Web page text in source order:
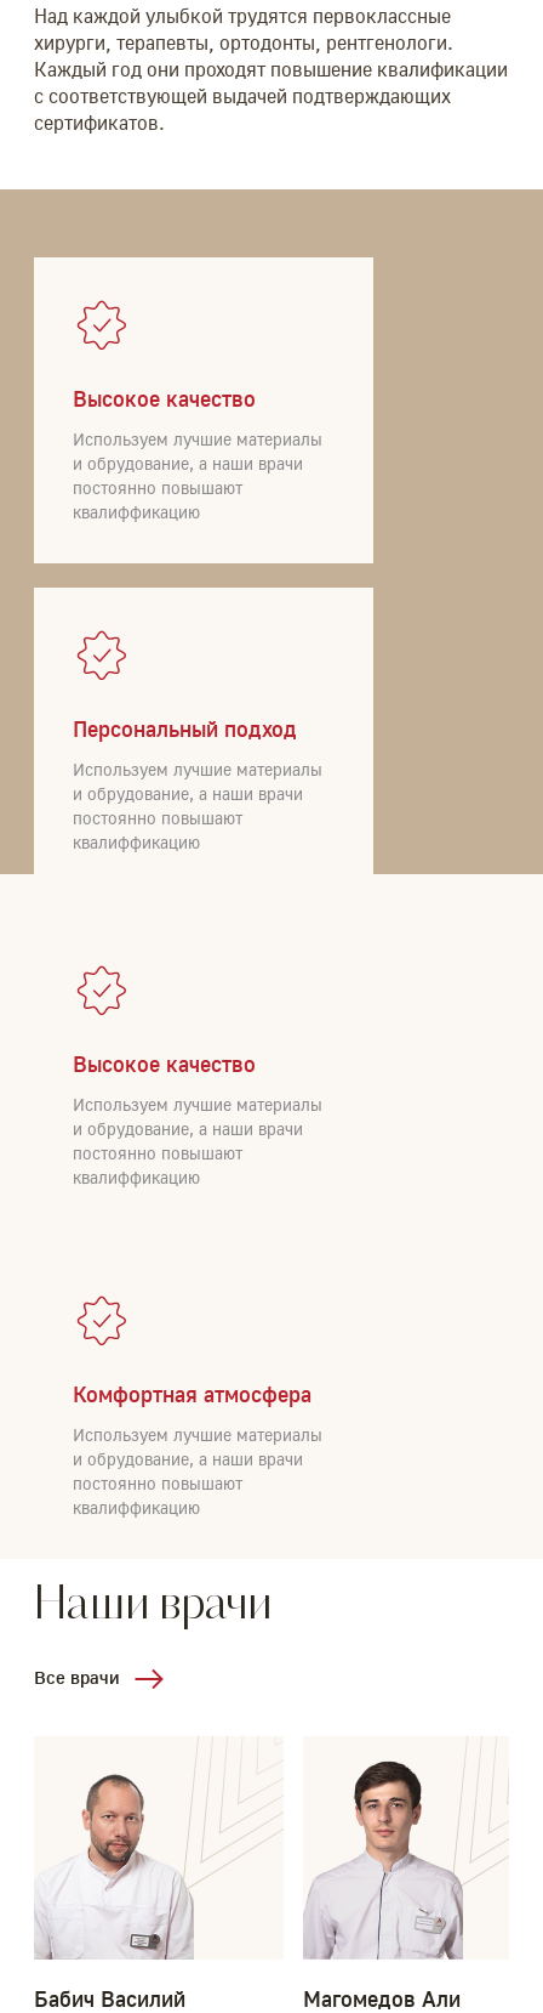
Над каждой улыбкой трудятся первоклассные
хирурги, терапевты, ортодонты, рентгенологи.
Каждый год они проходят повышение квалификации
с соответствующей выдачей подтверждающих
сертификатов.
Высокое качество
Используем лучшие материалы
и обрудование, а наши врачи
постоянно повышают
квалиффикацию
Персональный подход
Используем лучшие материалы
и обрудование, а наши врачи
постоянно повышают
квалиффикацию
Высокое качество
Используем лучшие материалы
и обрудование, а наши врачи
постоянно повышают
квалиффикацию
Комфортная атмосфера
Используем лучшие материалы
и обрудование, а наши врачи
постоянно повышают
квалиффикацию
Наши врачи
Все врачи
Бабич Василий
Магомедов Али